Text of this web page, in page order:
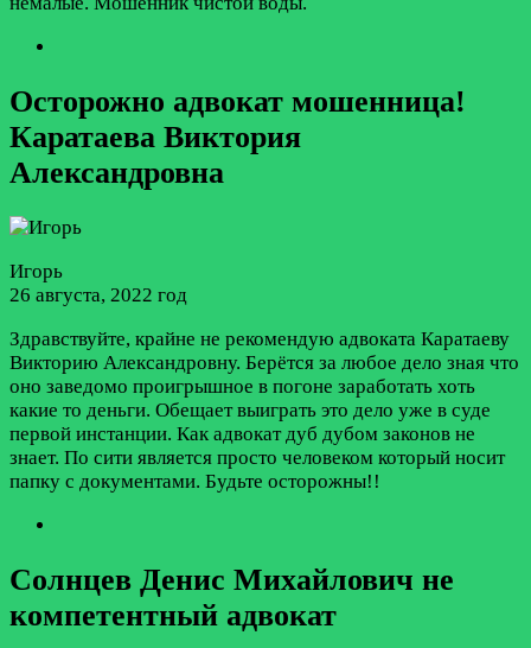
Осторожно адвокат мошенница!
Каратаева Виктория
Александровна
Игорь
26 августа, 2022 год
Здравствуйте, крайне не рекомендую адвоката Каратаеву
Викторию Александровну. Берётся за любое дело зная что
оно заведомо проигрышное в погоне заработать хоть
какие то деньги. Обещает выиграть это дело уже в суде
первой инстанции. Как адвокат дуб дубом законов не
знает. По сити является просто человеком который носит
папку с документами. Будьте осторожны!!
Солнцев Денис Михайлович не
компетентный адвокат